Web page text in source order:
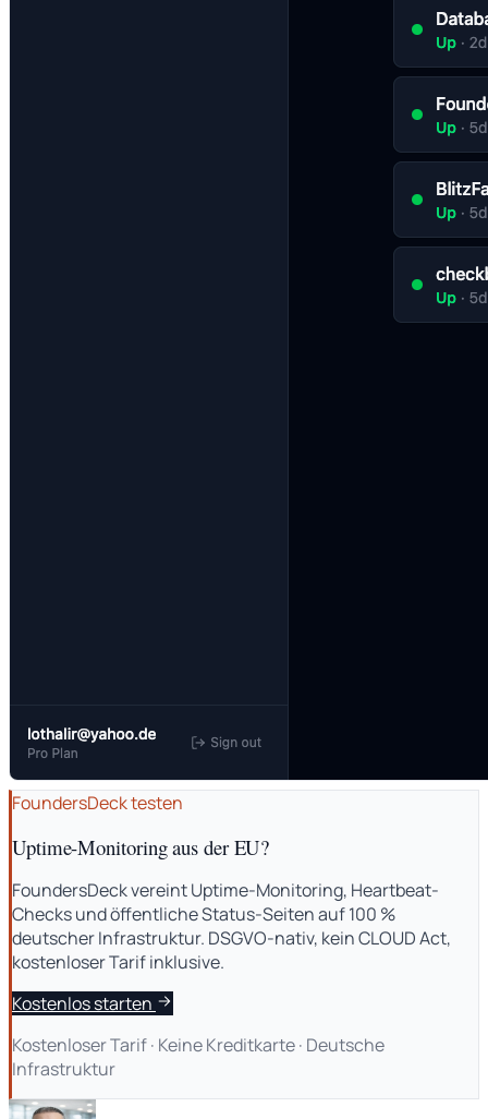
FoundersDeck testen
Uptime-Monitoring aus der EU?
FoundersDeck vereint Uptime-Monitoring, Heartbeat-
Checks und öffentliche Status-Seiten auf 100 %
deutscher Infrastruktur. DSGVO-nativ, kein CLOUD Act,
kostenloser Tarif inklusive.
Kostenlos starten
Kostenloser Tarif · Keine Kreditkarte · Deutsche
Infrastruktur